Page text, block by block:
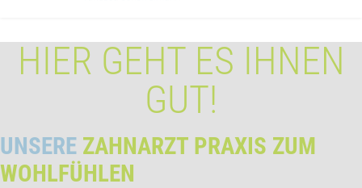
HIER GEHT ES IHNEN
GUT!
UNSERE ZAHNARZT PRAXIS ZUM
WOHLFÜHLEN